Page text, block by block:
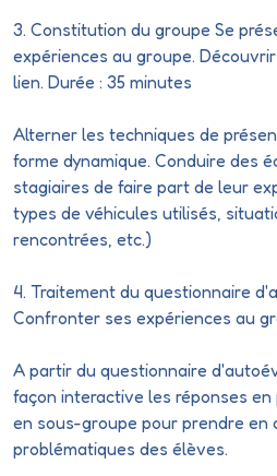
3. Constitution du groupe Se
expériences au groupe.
lien. Durée : 35 minutes
Alterner les techniques de
forme dynamique. Conduire des
stagiaires de faire part de leur
types de véhicules utilisés,
rencontrées, etc.)
4. Traitement du questionnaire
Confronter ses expériences au
A partir du questionnaire
façon interactive les réponses
en sous-groupe pour prendre en
problématiques des élèves.